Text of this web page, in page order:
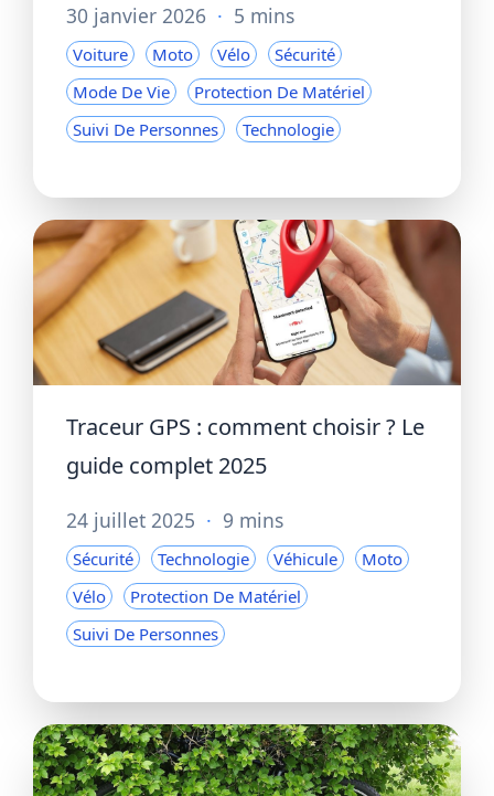
30 janvier 2026 · 5 mins
Voiture Moto Vélo
Sécurité
Mode De Vie
Protection De Matériel
Suivi De Personnes
Technologie
Traceur GPS : comment choisir ? Le
guide complet 2025
24 juillet 2025 · 9 mins
Sécurité Technologie Véhicule
Moto
Vélo
Protection De Matériel
Suivi De Personnes